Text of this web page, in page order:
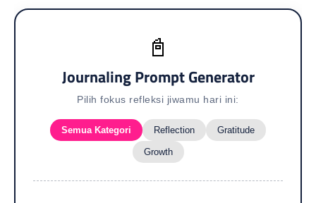
📓
Journaling Prompt Generator
Pilih fokus refleksi jiwamu hari ini:
Semua Kategori Reflection Gratitude
Growth